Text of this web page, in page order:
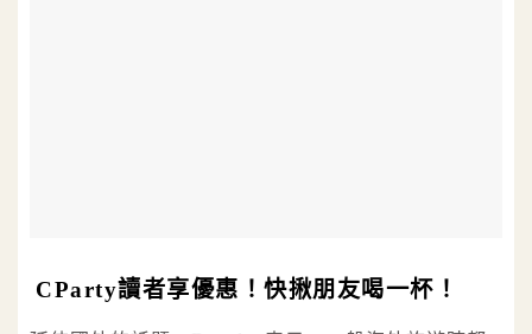
CParty讀者享優惠！快揪朋友喝一杯！